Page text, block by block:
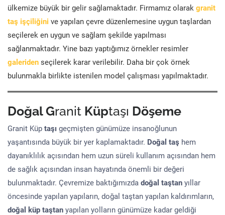
ülkemize büyük bir gelir sağlamaktadır. Firmamız olarak granit
taş işçiliğini ve yapılan çevre düzenlemesine uygun taşlardan
seçilerek en uygun ve sağlam şekilde yapılması
sağlanmaktadır. Yine bazı yaptığımız örnekler resimler
galeriden seçilerek karar verilebilir. Daha bir çok örnek
bulunmakla birlikte istenilen model çalışması yapılmaktadır.
Doğal Granit Küptaşı Döşeme
Granit Küp taşı geçmişten günümüze insanoğlunun
yaşantısında büyük bir yer kaplamaktadır. Doğal taş hem
dayanıklılık açısından hem uzun süreli kullanım açısından hem
de sağlık açısından insan hayatında önemli bir değeri
bulunmaktadır. Çevremize baktığımızda doğal taştan yıllar
öncesinde yapılan yapıların, doğal taştan yapılan kaldırımların,
doğal küp taştan yapılan yolların günümüze kadar geldiği